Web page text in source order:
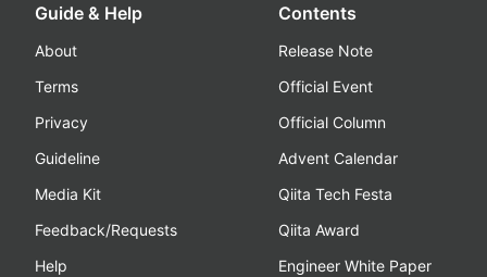
Guide & Help
About
Terms
Privacy
Guideline
Media Kit
Feedback/Requests
Help
Contents
Release Note
Official Event
Official Column
Advent Calendar
Qiita Tech Festa
Qiita Award
Engineer White Paper